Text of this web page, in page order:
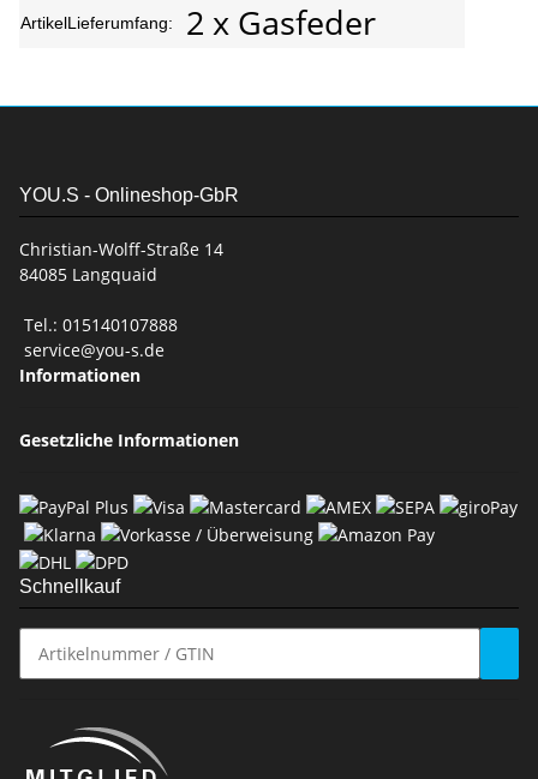
ArtikelLieferumfang: 2 x Gasfeder
YOU.S - Onlineshop-GbR
Christian-Wolff-Straße 14
84085 Langquaid
Tel.: 015140107888
service@you-s.de
Informationen
Gesetzliche Informationen
Schnellkauf